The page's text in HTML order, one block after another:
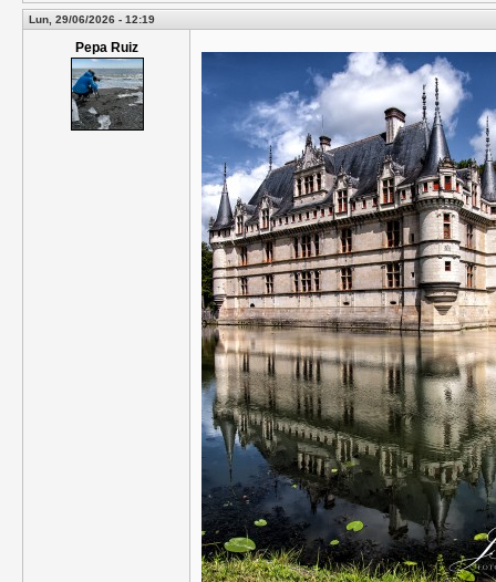
Lun, 29/06/2026 - 12:19
Pepa Ruiz